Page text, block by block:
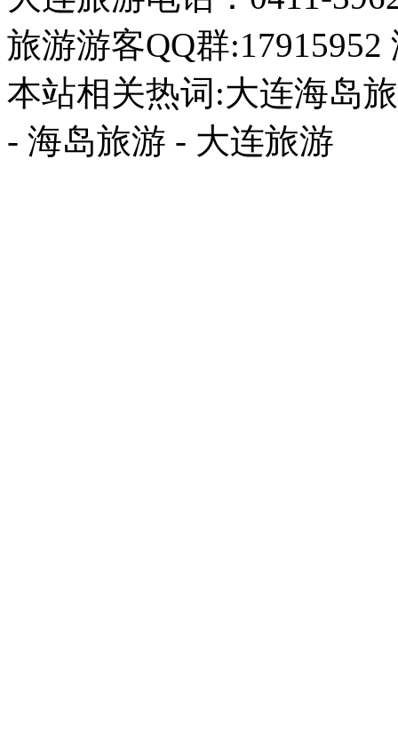
旅游游客QQ群
本站相关热词:大连海岛
- 海岛旅游 - 大连旅游